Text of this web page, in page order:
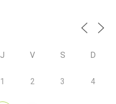
J V S D
1 2 3 4